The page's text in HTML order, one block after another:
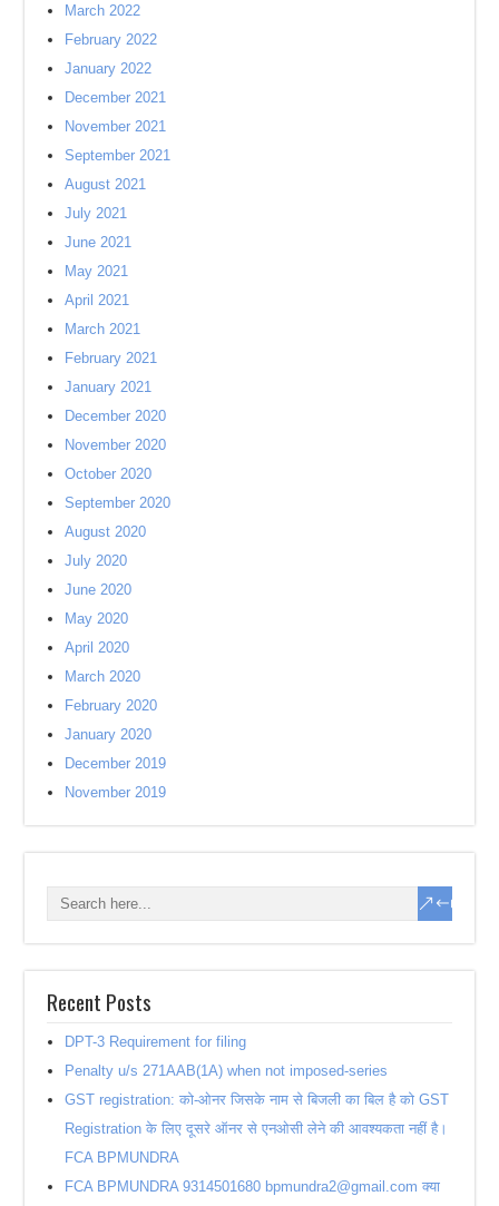
March 2022
February 2022
January 2022
December 2021
November 2021
September 2021
August 2021
July 2021
June 2021
May 2021
April 2021
March 2021
February 2021
January 2021
December 2020
November 2020
October 2020
September 2020
August 2020
July 2020
June 2020
May 2020
April 2020
March 2020
February 2020
January 2020
December 2019
November 2019
Recent Posts
DPT-3 Requirement for filing
Penalty u/s 271AAB(1A) when not imposed-series
GST registration: को-ओनर जिसके नाम से बिजली का बिल है को GST
Registration के लिए दूसरे ऑनर से एनओसी लेने की आवश्यकता नहीं है।
FCA BPMUNDRA
FCA BPMUNDRA 9314501680 bpmundra2@gmail.com क्या